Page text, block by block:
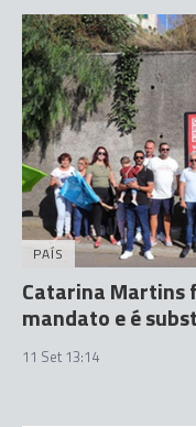
PAÍS
Catarina Martins
mandato e é
11 Set 13:14